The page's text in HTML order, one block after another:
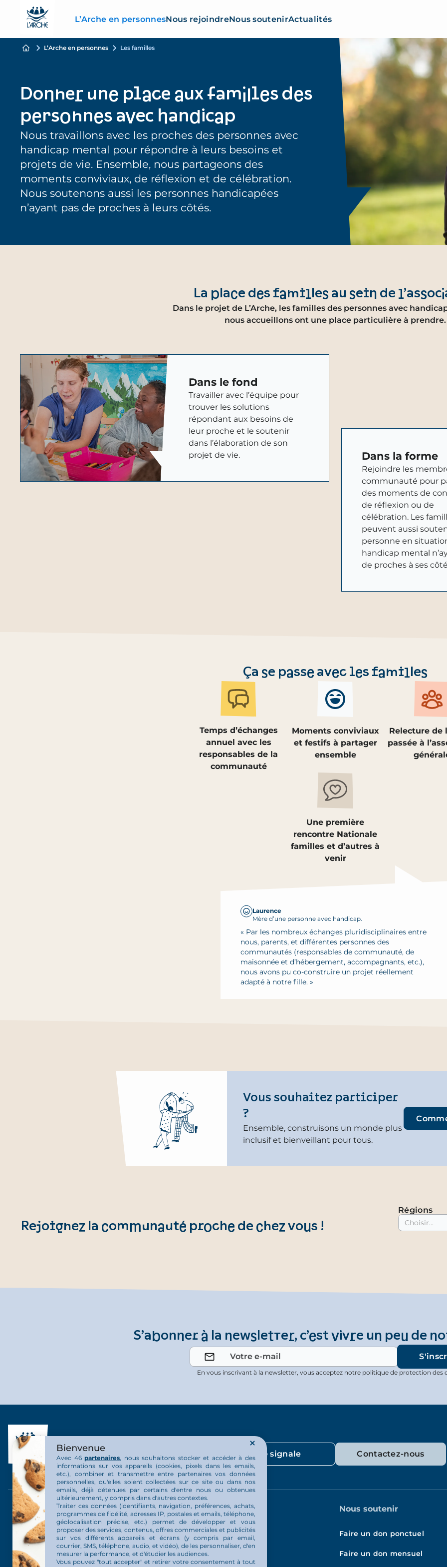
L’Arche en personnesNous rejoindreNous soutenirActualités
L’Arche en personnes Les familles
Donner une place aux familles des
personnes avec handicap
Nous travaillons avec les proches des personnes avec
handicap mental pour répondre à leurs besoins et
projets de vie. Ensemble, nous partageons des
moments conviviaux, de réflexion et de célébration.
Nous soutenons aussi les personnes handicapées
n’ayant pas de proches à leurs côtés.
La place des familles au sein de
Dans le projet de L’Arche, les familles des personnes avec
nous accueillons ont une place particulière à prendre.
Dans le fond
Travailler avec l’équipe pour
trouver les solutions
répondant aux besoins de
leur proche et le soutenir
dans l’élaboration de son
projet de vie.
Dans la forme
Rejoindre les
communauté pour
des moments de
de réflexion ou de
célébration. Les
peuvent aussi
personne en
handicap mental
de proches à ses
Ça se passe avec les familles
Temps d’échanges
annuel avec les
responsables de la
communauté
Moments conviviaux
et festifs à partager
ensemble
Relecture de
passée à
Une première
rencontre Nationale
familles et d’autres à
venir
Laurence
Mère d’une personne avec handicap.
« Par les nombreux échanges pluridisciplinaires entre
nous, parents, et différentes personnes des
communautés (responsables de communauté, de
maisonnée et d’hébergement, accompagnants, etc.),
nous avons pu co-construire un projet réellement
adapté à notre fille. »
Vous souhaitez participer
?
Ensemble, construisons un monde plus
inclusif et bienveillant pour tous.
Rejoignez la communauté proche de chez vous !
Régions
Choisir...
S’abonner à la newsletter, c’est vivre un peu de
En vous inscrivant à la newsletter, vous acceptez notre politique de protection des
Je signale Contactez-nous
L’Arche en personnes
Les communautés
L’organisation L’Arche
Nous rejoindre
Emploi
Bénévolat
Nous soutenir
Faire un don ponctuel
Faire un don mensuel
Bienvenue
Avec 46partenaires, nous souhaitons stocker et accéder à des
informations sur vos appareils (cookies, pixels dans les emails,
etc.), combiner et transmettre entre partenaires vos données
personnelles, qu'elles soient collectées sur ce site ou dans nos
emails, déjà détenues par certains d'entre nous ou obtenues
ultérieurement, y compris dans d'autres contextes.
Traiter ces données (identifiants, navigation, préférences, achats,
programmes de fidélité, adresses IP, postales et emails, téléphone,
géolocalisation précise, etc.) permet de développer et vous
proposer des services, contenus, offres commerciales et publicités
sur vos différents appareils et écrans (y compris par email,
courrier, SMS, téléphone, audio, et vidéo), de les personnaliser, d'en
mesurer la performance, et d'étudier les audiences.
Vous pouvez "tout accepter" et retirer votre consentement à tout